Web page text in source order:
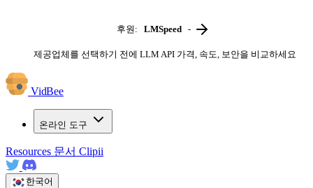
후원: LMSpeed -
제공업체를 선택하기 전에 LLM API 가격, 속도, 보안을 비교하세요
VidBee
온라인 도구
Resources 문서 Clipii
한국어